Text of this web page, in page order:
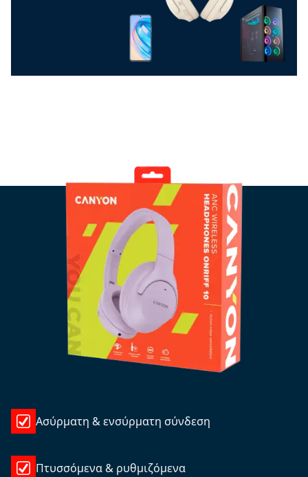
Ασύρματη & ενσύρματη σύνδεση
Πτυσσόμενα & ρυθμιζόμενα